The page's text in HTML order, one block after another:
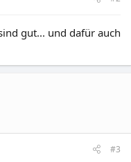
gut... und dafür auch
#3